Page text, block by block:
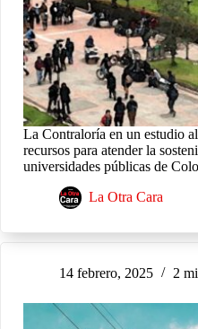
La Contraloría en un estudio
recursos para atender la
universidades públicas de
La Otra Cara
14 febrero, 2025 2